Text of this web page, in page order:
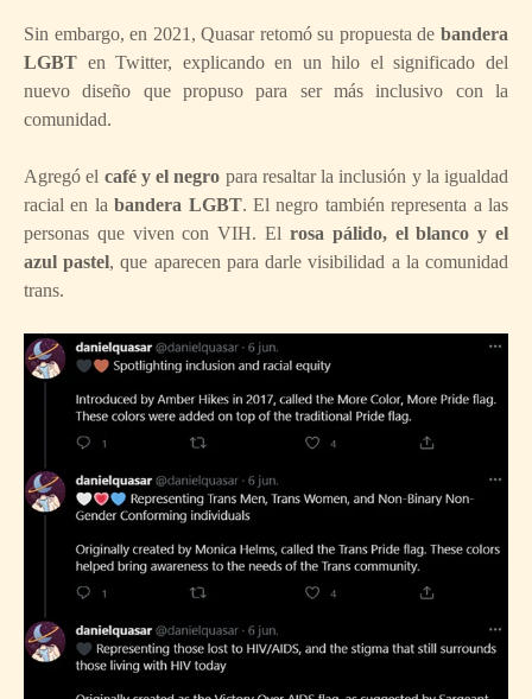
Sin embargo, en 2021, Quasar retomó su propuesta de bandera
LGBT en Twitter, explicando en un hilo el significado del
nuevo diseño que propuso para ser más inclusivo con la
comunidad.
Agregó el café y el negro para resaltar la inclusión y la igualdad
racial en labandera LGBT. El negro también representa a las
personas que viven con VIH. El rosa pálido, el blanco y el
azul pastel, que aparecen para darle visibilidad a la comunidad
trans.